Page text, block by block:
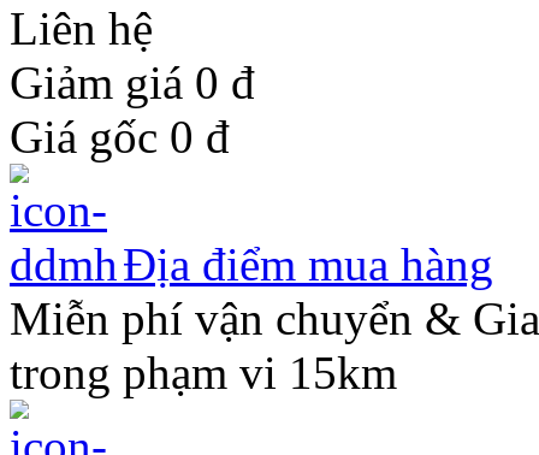
Liên hệ
Giảm giá 0 đ
Giá gốc 0 đ
Địa điểm mua hàng
Miễn phí vận chuyển &
trong phạm vi 15km